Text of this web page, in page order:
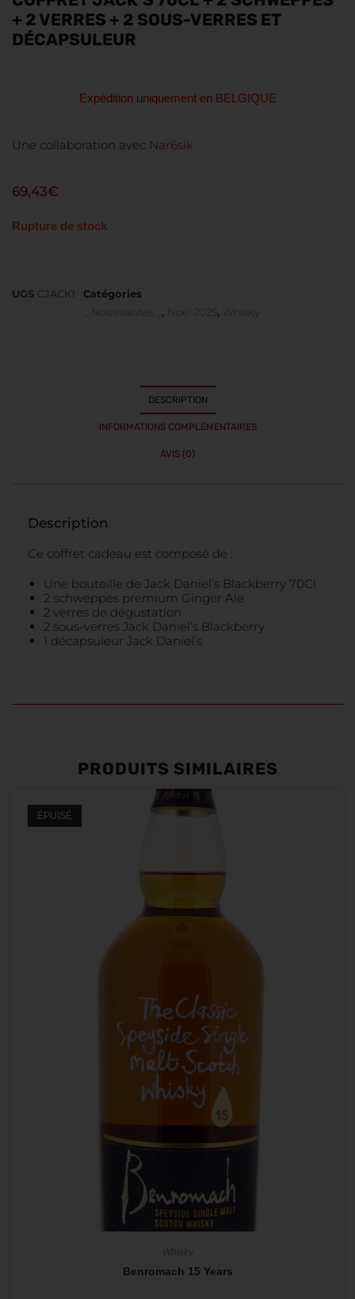
+ 2 VERRES + 2 SOUS-VERRES ET
DÉCAPSULEUR
Expédition uniquement en BELGIQUE
Une collaboration avec Nar6sik
69,43€
Rupture de stock
UGS CJACK1
Catégories
_ Nouveautés _ , Noël 2025 , Whisky
DESCRIPTION
INFORMATIONS COMPLÉMENTAIRES
AVIS (0)
Description
Ce coffret cadeau est composé de :
Une bouteille de Jack Daniel’s Blackberry 70Cl
2 schweppes premium Ginger Ale
2 verres de dégustation
2 sous-verres Jack Daniel’s Blackberry
1 décapsuleur Jack Daniel’s
PRODUITS SIMILAIRES
ÉPUISÉ
Benromach 15 Years